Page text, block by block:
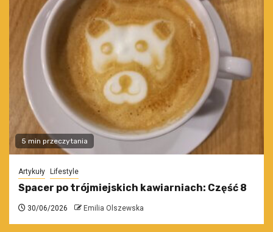
5 min przeczytania
Artykuły Lifestyle
Spacer po trójmiejskich kawiarniach: Część 8
30/06/2026 Emilia Olszewska